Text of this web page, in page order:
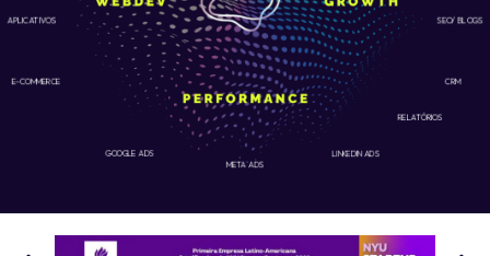
GOOGLE ADS LINKEDIN ADS
APLICATIVOS
E-COMMERCE
META ADS
CRM
RELATÓRIOS
SEO/ BLOGS